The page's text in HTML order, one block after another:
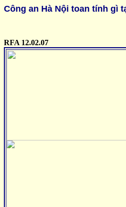
Công an Hà Nội toan tính gì
RFA 12.02.07